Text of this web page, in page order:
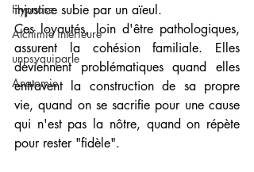
Hypnose
Alchimie intérieure
unpsyquiparle
Anatomie
injustice subie par un aïeul.
Ces loyautés, loin d'être pathologiques,
assurent la cohésion familiale. Elles
deviennent problématiques quand elles
entravent la construction de sa propre
vie, quand on se sacrifie pour une cause
qui n'est pas la nôtre, quand on répète
pour rester "fidèle".